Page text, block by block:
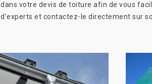
dans votre devis de toiture afin de vous
d’experts et contactez-le directement sur